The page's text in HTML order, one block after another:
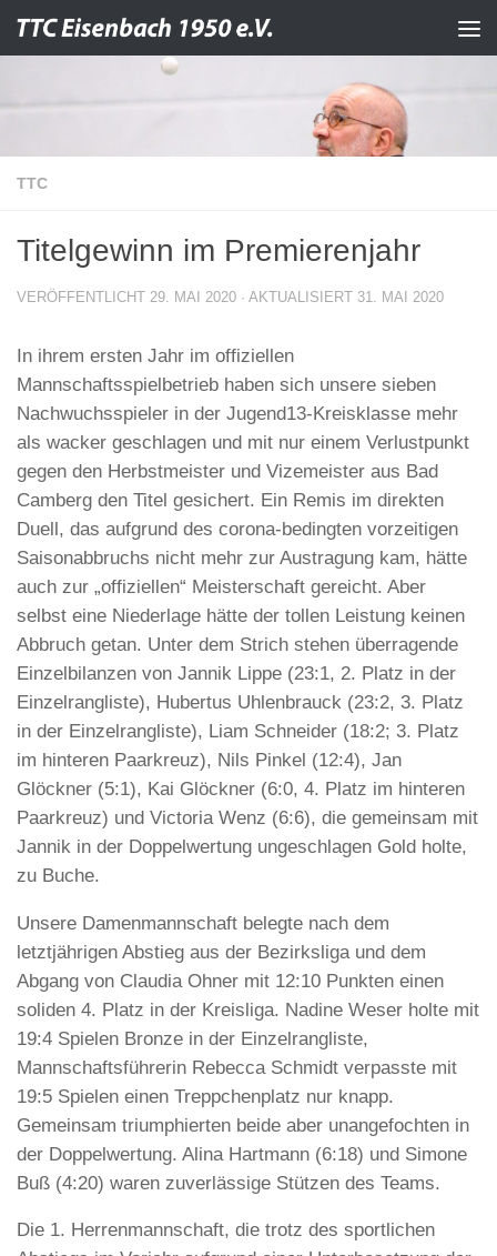
Zum Inhalt springen
TTC
Titelgewinn im Premierenjahr
VERÖFFENTLICHT 29. MAI 2020 · AKTUALISIERT 31. MAI 2020
In ihrem ersten Jahr im offiziellen
Mannschaftsspielbetrieb haben sich unsere sieben
Nachwuchsspieler in der Jugend13-Kreisklasse mehr
als wacker geschlagen und mit nur einem Verlustpunkt
gegen den Herbstmeister und Vizemeister aus Bad
Camberg den Titel gesichert. Ein Remis im direkten
Duell, das aufgrund des corona-bedingten vorzeitigen
Saisonabbruchs nicht mehr zur Austragung kam, hätte
auch zur „offiziellen“ Meisterschaft gereicht. Aber
selbst eine Niederlage hätte der tollen Leistung keinen
Abbruch getan. Unter dem Strich stehen überragende
Einzelbilanzen von Jannik Lippe (23:1, 2. Platz in der
Einzelrangliste), Hubertus Uhlenbrauck (23:2, 3. Platz
in der Einzelrangliste), Liam Schneider (18:2; 3. Platz
im hinteren Paarkreuz), Nils Pinkel (12:4), Jan
Glöckner (5:1), Kai Glöckner (6:0, 4. Platz im hinteren
Paarkreuz) und Victoria Wenz (6:6), die gemeinsam mit
Jannik in der Doppelwertung ungeschlagen Gold holte,
zu Buche.
Unsere Damenmannschaft belegte nach dem
letztjährigen Abstieg aus der Bezirksliga und dem
Abgang von Claudia Ohner mit 12:10 Punkten einen
soliden 4. Platz in der Kreisliga. Nadine Weser holte mit
19:4 Spielen Bronze in der Einzelrangliste,
Mannschaftsführerin Rebecca Schmidt verpasste mit
19:5 Spielen einen Treppchenplatz nur knapp.
Gemeinsam triumphierten beide aber unangefochten in
der Doppelwertung. Alina Hartmann (6:18) und Simone
Buß (4:20) waren zuverlässige Stützen des Teams.
Die 1. Herrenmannschaft, die trotz des sportlichen